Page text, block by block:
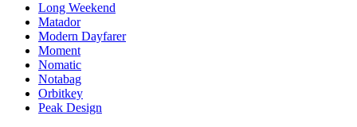
Long Weekend
Matador
Modern Dayfarer
Moment
Nomatic
Notabag
Orbitkey
Peak Design